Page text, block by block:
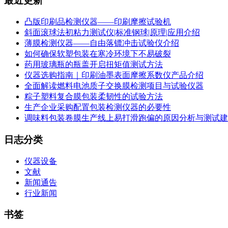
凸版印刷品检测仪器——印刷摩擦试验机
斜面滚球法初粘力测试仪|标准钢球|原理|应用介绍
薄膜检测仪器——自由落镖冲击试验仪介绍
如何确保软塑包装在寒冷环境下不易破裂
药用玻璃瓶的瓶盖开启扭矩值测试方法
仪器选购指南｜印刷油墨表面摩擦系数仪产品介绍
全面解读燃料电池质子交换膜检测项目与试验仪器
粽子塑料复合膜包装柔韧性的试验方法
生产企业采购配置包装检测仪器的必要性
调味料包装卷膜生产线上易打滑跑偏的原因分析与测试
日志分类
仪器设备
文献
新闻通告
行业新闻
书签